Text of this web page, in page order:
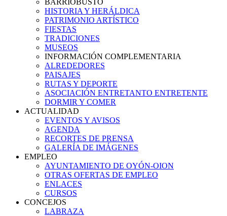
BARRIOBUSTO
HISTORIA Y HERÁLDICA
PATRIMONIO ARTÍSTICO
FIESTAS
TRADICIONES
MUSEOS
INFORMACIÓN COMPLEMENTARIA
ALREDEDORES
PAISAJES
RUTAS Y DEPORTE
ASOCIACIÓN ENTRETANTO ENTRETENTE
DORMIR Y COMER
ACTUALIDAD
EVENTOS Y AVISOS
AGENDA
RECORTES DE PRENSA
GALERÍA DE IMÁGENES
EMPLEO
AYUNTAMIENTO DE OYÓN-OION
OTRAS OFERTAS DE EMPLEO
ENLACES
CURSOS
CONCEJOS
LABRAZA